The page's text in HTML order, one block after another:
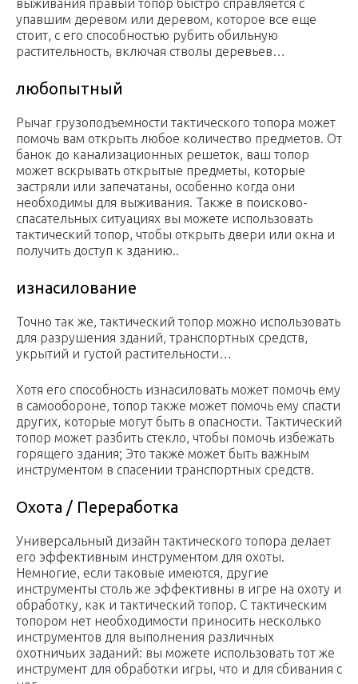
выживания правый топор быстро справляется с
упавшим деревом или деревом, которое все еще
стоит, с его способностью рубить обильную
растительность, включая стволы деревьев…
любопытный
Рычаг грузоподъемности тактического топора может
помочь вам открыть любое количество предметов. От
банок до канализационных решеток, ваш топор
может вскрывать открытые предметы, которые
застряли или запечатаны, особенно когда они
необходимы для выживания. Также в поисково-
спасательных ситуациях вы можете использовать
тактический топор, чтобы открыть двери или окна и
получить доступ к зданию..
изнасилование
Точно так же, тактический топор можно использовать
для разрушения зданий, транспортных средств,
укрытий и густой растительности…
Хотя его способность изнасиловать может помочь ему
в самообороне, топор также может помочь ему спасти
других, которые могут быть в опасности. Тактический
топор может разбить стекло, чтобы помочь избежать
горящего здания; Это также может быть важным
инструментом в спасении транспортных средств.
Охота / Переработка
Универсальный дизайн тактического топора делает
его эффективным инструментом для охоты.
Немногие, если таковые имеются, другие
инструменты столь же эффективны в игре на охоту и
обработку, как и тактический топор. С тактическим
топором нет необходимости приносить несколько
инструментов для выполнения различных
охотничьих заданий: вы можете использовать тот же
инструмент для обработки игры, что и для сбивания с